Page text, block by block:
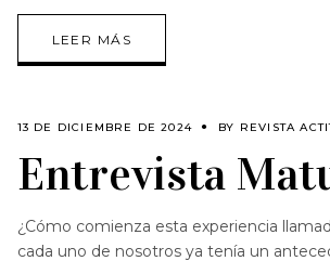
LEER MÁS
13 DE DICIEMBRE DE 2024 BY REVISTA
Entrevista
¿Cómo comienza esta experiencia
cada uno de nosotros ya tenía un